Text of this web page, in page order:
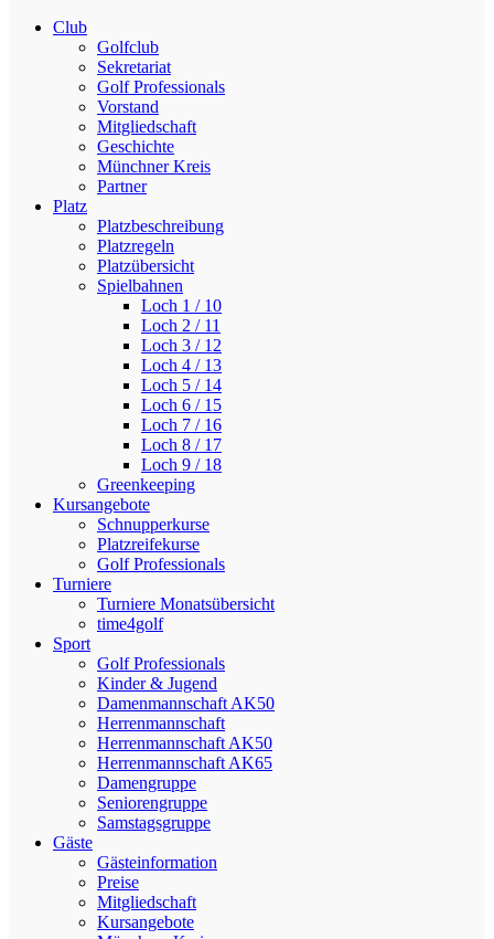
Club
Golfclub
Sekretariat
Golf Professionals
Vorstand
Mitgliedschaft
Geschichte
Münchner Kreis
Partner
Platz
Platzbeschreibung
Platzregeln
Platzübersicht
Spielbahnen
Loch 1 / 10
Loch 2 / 11
Loch 3 / 12
Loch 4 / 13
Loch 5 / 14
Loch 6 / 15
Loch 7 / 16
Loch 8 / 17
Loch 9 / 18
Greenkeeping
Kursangebote
Schnupperkurse
Platzreifekurse
Golf Professionals
Turniere
Turniere Monatsübersicht
time4golf
Sport
Golf Professionals
Kinder & Jugend
Damenmannschaft AK50
Herrenmannschaft
Herrenmannschaft AK50
Herrenmannschaft AK65
Damengruppe
Seniorengruppe
Samstagsgruppe
Gäste
Gästeinformation
Preise
Mitgliedschaft
Kursangebote